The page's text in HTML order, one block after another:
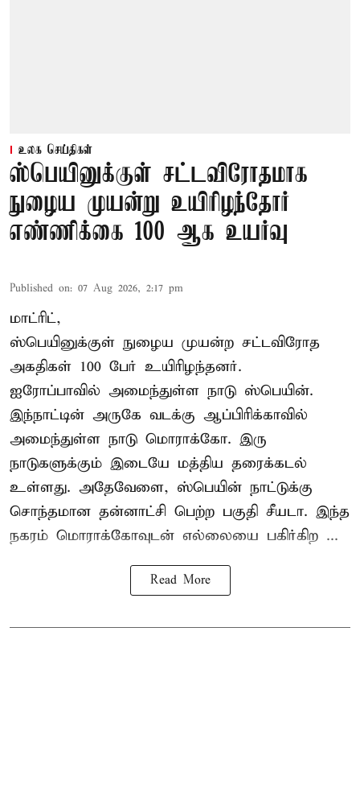
உலக செய்திகள்
ஸ்பெயினுக்குள் சட்டவிரோதமாக
நுழைய முயன்று உயிரிழந்தோர்
எண்ணிக்கை 100 ஆக உயர்வு
Published on: 07 Aug 2026, 2:17 pm
மாட்ரிட்,
ஸ்பெயினுக்குள் நுழைய முயன்ற சட்டவிரோத
அகதிகள் 100 பேர் உயிரிழந்தனர்.
ஐரோப்பாவில் அமைந்துள்ள நாடு ஸ்பெயின்.
இந்நாட்டின் அருகே வடக்கு ஆப்பிரிக்காவில்
அமைந்துள்ள நாடு மொராக்கோ. இரு
நாடுகளுக்கும் இடையே மத்திய தரைக்கடல்
உள்ளது. அதேவேளை, ஸ்பெயின் நாட்டுக்கு
சொந்தமான தன்னாட்சி பெற்ற பகுதி சீயடா. இந்த
நகரம் மொராக்கோவுடன் எல்லையை பகிர்கிற ...
Read More